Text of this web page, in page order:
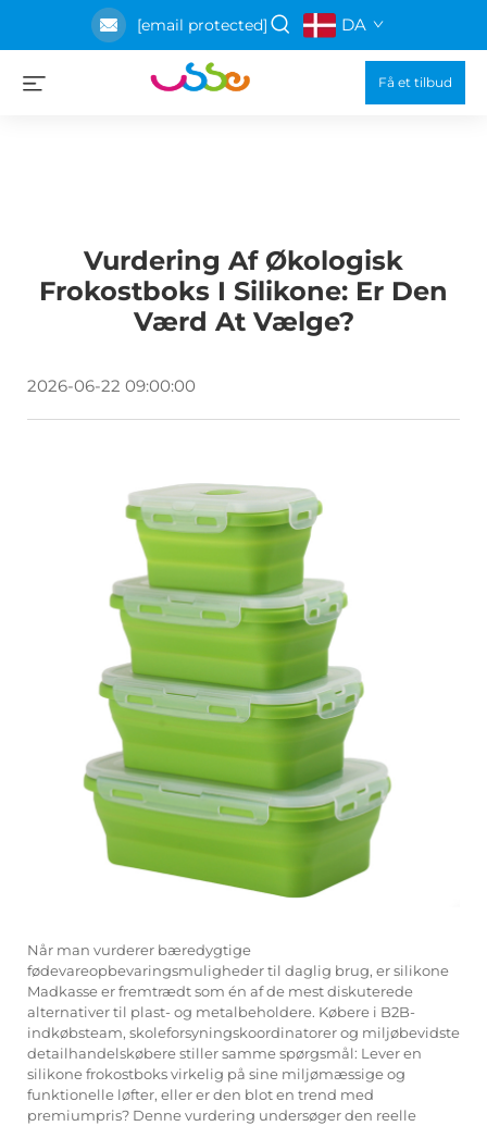
[email protected] DA
Få et tilbud
Vurdering Af Økologisk
Frokostboks I Silikone: Er Den
Værd At Vælge?
2026-06-22 09:00:00
Når man vurderer bæredygtige
fødevareopbevaringsmuligheder til daglig brug, ersilikone
Madkasseer fremtrædt som én af de mest diskuterede
alternativer til plast- og metalbeholdere. Købere i B2B-
indkøbsteam, skoleforsyningskoordinatorer og miljøbevidste
detailhandelskøbere stiller samme spørgsmål: Lever en
silikone frokostboks virkelig på sine miljømæssige og
funktionelle løfter, eller er den blot en trend med
premiumpris? Denne vurdering undersøger den reelle